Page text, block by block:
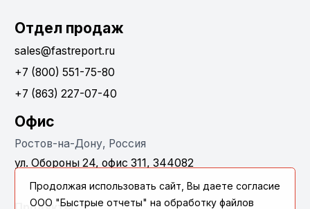
Отдел продаж
sales@fastreport.ru
+7 (800) 551-75-80
+7 (863) 227-07-40
Офис
Ростов-на-Дону, Россия
ул. Обороны 24, офис 311, 344082
Продолжая использовать сайт, Вы даете согласие
ООО "Быстрые отчеты" на обработку файлов